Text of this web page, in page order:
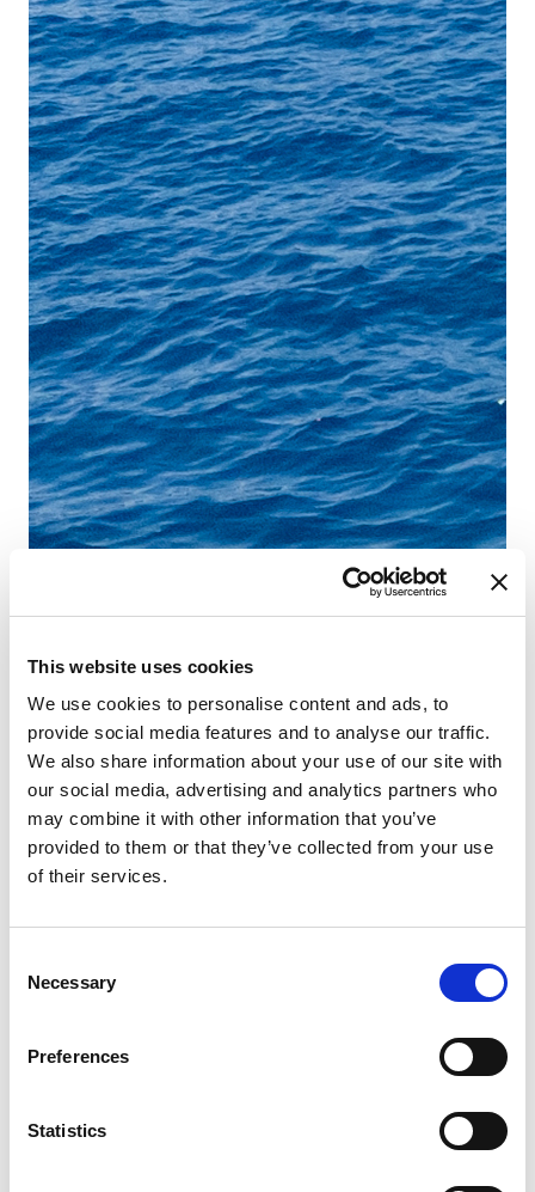
This website uses cookies
We use cookies to personalise content and ads, to
provide social media features and to analyse our traffic.
We also share information about your use of our site with
our social media, advertising and analytics partners who
may combine it with other information that you’ve
provided to them or that they’ve collected from your use
of their services.
Selection
Necessary
Preferences
Statistics
Göcek